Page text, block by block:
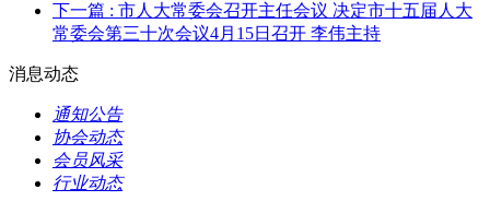
下一篇 : 市人大常委会召开主任会议 决定市十五届人大
常委会第三十次会议4月15日召开 李伟主持
消息动态
通知公告
协会动态
会员风采
行业动态